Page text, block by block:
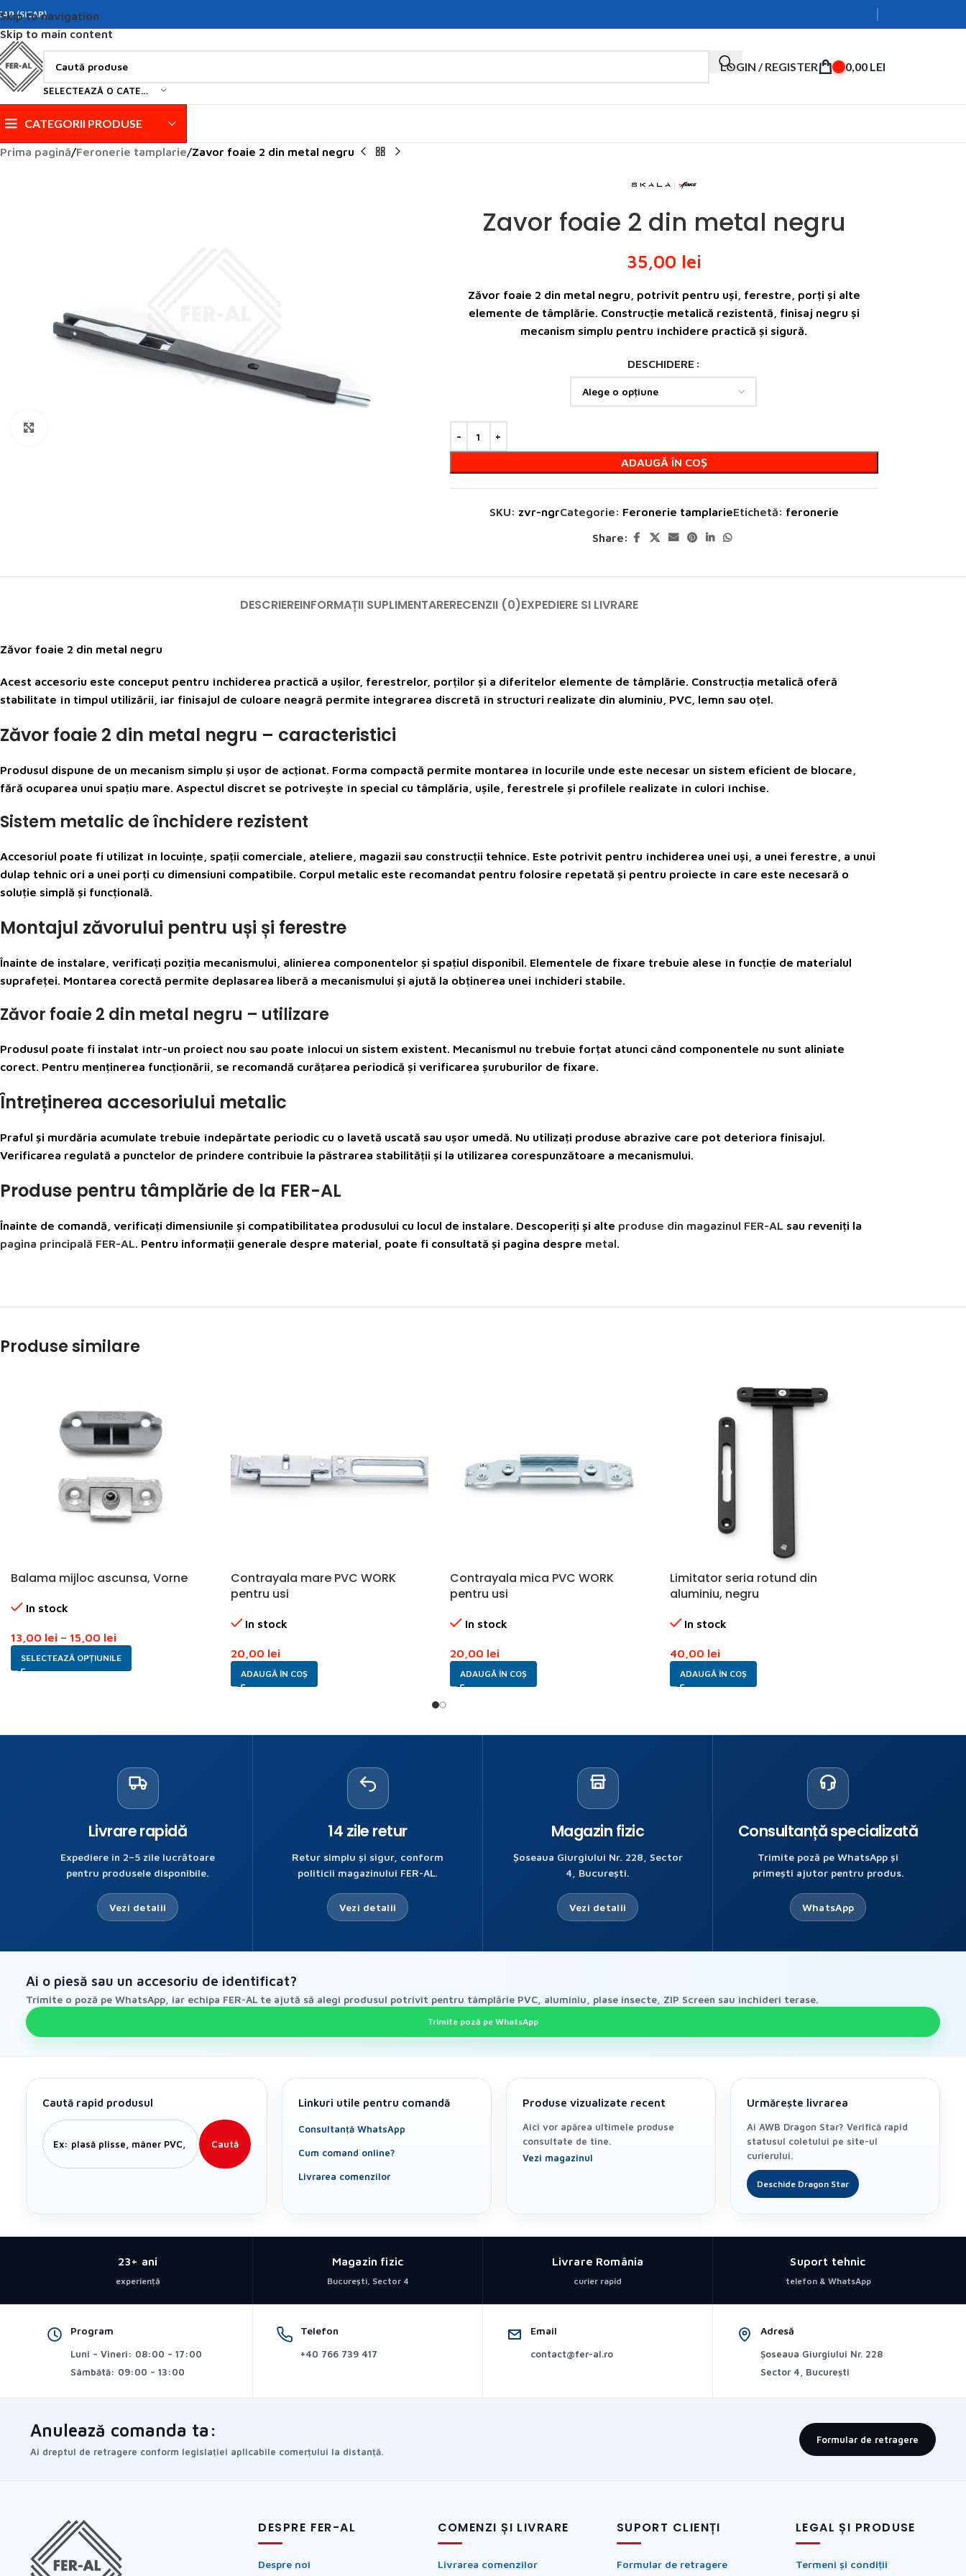
Skip to navigation
Skip to main content
(SICAP)
SELECTEAZĂ O CATEGORIE
LOGIN / REGISTER 0,00 LEI
CATEGORII PRODUSE
Prima pagină Feronerie tamplarie Zavor foaie 2 din metal negru
Zavor foaie 2 din metal negru
35,00 lei
Zăvor foaie 2 din metal negru , potrivit pentru uși, ferestre, porți și alte
elemente de tâmplărie. Construcție metalică rezistentă, finisaj negru și
mecanism simplu pentru închidere practică și sigură.
DESCHIDERE
ADAUGĂ ÎN COȘ
SKU: zvr-ngrCategorie: Feronerie tamplarieEtichetă: feronerie
Share:
DESCRIEREINFORMAȚII SUPLIMENTARERECENZII (0)EXPEDIERE SI LIVRARE
Zăvor foaie 2 din metal negru
Acest accesoriu este conceput pentru închiderea practică a ușilor, ferestrelor, porților și a diferitelor elemente de tâmplărie. Construcția metalică oferă
stabilitate în timpul utilizării, iar finisajul de culoare neagră permite integrarea discretă în structuri realizate din aluminiu, PVC, lemn sau oțel.
Zăvor foaie 2 din metal negru – caracteristici
Produsul dispune de un mecanism simplu și ușor de acționat. Forma compactă permite montarea în locurile unde este necesar un sistem eficient de blocare,
fără ocuparea unui spațiu mare. Aspectul discret se potrivește în special cu tâmplăria, ușile, ferestrele și profilele realizate în culori închise.
Sistem metalic de închidere rezistent
Accesoriul poate fi utilizat în locuințe, spații comerciale, ateliere, magazii sau construcții tehnice. Este potrivit pentru închiderea unei uși, a unei ferestre, a unui
dulap tehnic ori a unei porți cu dimensiuni compatibile. Corpul metalic este recomandat pentru folosire repetată și pentru proiecte în care este necesară o
soluție simplă și funcțională.
Montajul zăvorului pentru uși și ferestre
Înainte de instalare, verificați poziția mecanismului, alinierea componentelor și spațiul disponibil. Elementele de fixare trebuie alese în funcție de materialul
suprafeței. Montarea corectă permite deplasarea liberă a mecanismului și ajută la obținerea unei închideri stabile.
Zăvor foaie 2 din metal negru – utilizare
Produsul poate fi instalat într-un proiect nou sau poate înlocui un sistem existent. Mecanismul nu trebuie forțat atunci când componentele nu sunt aliniate
corect. Pentru menținerea funcționării, se recomandă curățarea periodică și verificarea șuruburilor de fixare.
Întreținerea accesoriului metalic
Praful și murdăria acumulate trebuie îndepărtate periodic cu o lavetă uscată sau ușor umedă. Nu utilizați produse abrazive care pot deteriora finisajul.
Verificarea regulată a punctelor de prindere contribuie la păstrarea stabilității și la utilizarea corespunzătoare a mecanismului.
Produse pentru tâmplărie de la FER-AL
Înainte de comandă, verificați dimensiunile și compatibilitatea produsului cu locul de instalare. Descoperiți și alte produse din magazinul FER-AL sau reveniți la
pagina principală FER-AL. Pentru informații generale despre material, poate fi consultată și pagina despre metal.
Produse similare
Balama mijloc ascunsa, Vorne
In stock
13,00 lei – 15,00 lei
SELECTEAZĂ OPȚIUNILE
Contrayala mare PVC WORK
pentru usi
In stock
20,00 lei
ADAUGĂ ÎN COȘ
Contrayala mica PVC WORK
pentru usi
In stock
20,00 lei
ADAUGĂ ÎN COȘ
Limitator seria rotund din
aluminiu, negru
In stock
40,00 lei
ADAUGĂ ÎN COȘ
Livrare rapidă
Expediere în 2–5 zile lucrătoare
pentru produsele disponibile.
Vezi detalii
14 zile retur
Retur simplu și sigur, conform
politicii magazinului FER-AL.
Vezi detalii
Magazin fizic
Șoseaua Giurgiului Nr. 228, Sector
4, București.
Vezi detalii
Consultanță specializată
Trimite poză pe WhatsApp și
primești ajutor pentru produs.
WhatsApp
Ai o piesă sau un accesoriu de identificat?
Trimite o poză pe WhatsApp, iar echipa FER-AL te ajută să alegi produsul potrivit pentru tâmplărie PVC, aluminiu, plase insecte, ZIP Screen sau închideri terase.
Trimite poză pe WhatsApp
Caută rapid produsul
Caută
Linkuri utile pentru comandă
Consultanță WhatsApp
Cum comand online?
Livrarea comenzilor
Produse vizualizate recent
Aici vor apărea ultimele produse
consultate de tine.
Vezi magazinul
Urmărește livrarea
Ai AWB Dragon Star? Verifică rapid
statusul coletului pe site-ul
curierului.
Deschide Dragon Star
23+ ani
experiență
Magazin fizic
București, Sector 4
Livrare România
curier rapid
Suport tehnic
telefon & WhatsApp
Program
Luni – Vineri: 08:00 – 17:00
Sâmbătă: 09:00 – 13:00
Telefon
+40 766 739 417
Email
contact@fer-al.ro
Adresă
Șoseaua Giurgiului Nr. 228
Sector 4, București
Anulează comanda ta:
Ai dreptul de retragere conform legislației aplicabile comerțului la distanță.
Formular de retragere
DESPRE FER-AL
Despre noi
COMENZI ȘI LIVRARE
Livrarea comenzilor
SUPORT CLIENȚI
Formular de retragere
LEGAL ȘI PRODUSE
Termeni și condiții